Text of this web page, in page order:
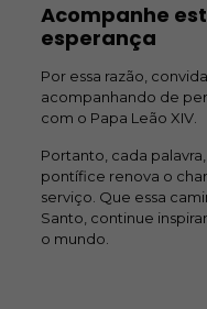
Acompanhe
esperança
Por essa razão,
acompanhando de
com o Papa Leão XIV.
Portanto, cada
pontífice renova o
serviço. Que essa
Santo, continue
o mundo.